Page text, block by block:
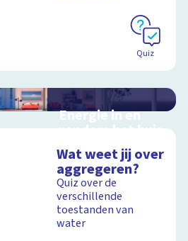
Quiz
Energie in en
rondom het huis
schoolplaat in en
rondom het huis
Wat weet jij over
aggregeren?
Quiz over de
verschillende
toestanden van
water